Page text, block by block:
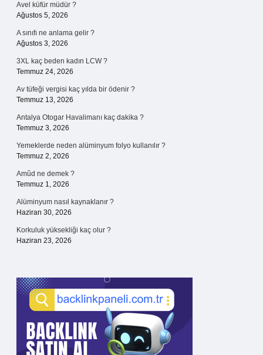
Avel küfür müdür ?
Ağustos 5, 2026
A sınıfı ne anlama gelir ?
Ağustos 3, 2026
3XL kaç beden kadın LCW ?
Temmuz 24, 2026
Av tüfeği vergisi kaç yılda bir ödenir ?
Temmuz 13, 2026
Antalya Otogar Havalimanı kaç dakika ?
Temmuz 3, 2026
Yemeklerde neden alüminyum folyo kullanılır ?
Temmuz 2, 2026
Amûd ne demek ?
Temmuz 1, 2026
Alüminyum nasıl kaynaklanır ?
Haziran 30, 2026
Korkuluk yüksekliği kaç olur ?
Haziran 23, 2026